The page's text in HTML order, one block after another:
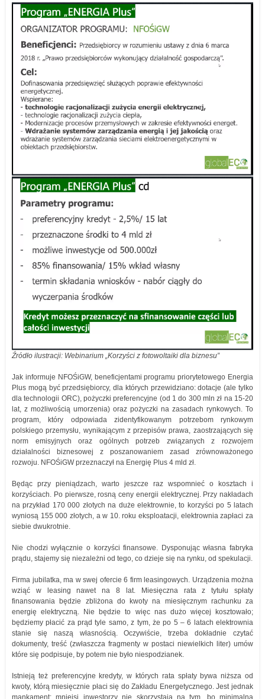
Źródło ilustracji: Webinarium „Korzyści z fotowoltaiki dla biznesu”
Jak informuje NFOŚiGW, beneficjentami programu priorytetowego Energia
Plus mogą być przedsiębiorcy, dla których przewidziano: dotacje (ale tylko
dla technologii ORC), pożyczki preferencyjne (od 1 do 300 mln zł na 15-20
lat, z możliwością umorzenia) oraz pożyczki na zasadach rynkowych. To
program, który odpowiada zidentyfikowanym potrzebom rynkowym
polskiego przemysłu, wynikającym z przepisów prawa, zaostrzających się
norm emisyjnych oraz ogólnych potrzeb związanych z rozwojem
działalności biznesowej z poszanowaniem zasad zrównoważonego
rozwoju. NFOŚiGW przeznaczył na Energię Plus 4 mld zł.
Będąc przy pieniądzach, warto jeszcze raz wspomnieć o kosztach i
korzyściach. Po pierwsze, rosną ceny energii elektrycznej. Przy nakładach
na przykład 170 000 złotych na duże elektrownie, to korzyści po 5 latach
wyniosą 155 000 złotych, a w 10. roku eksploatacji, elektrownia zapłaci za
siebie dwukrotnie.
Nie chodzi wyłącznie o korzyści finansowe. Dysponując własna fabryka
prądu, stajemy się niezależni od tego, co dzieje się na rynku, od spekulacji.
Firma jubilatka, ma w swej ofercie 6 firm leasingowych. Urządzenia można
wziąć w leasing nawet na 8 lat. Miesięczna rata z tytułu spłaty
finansowania będzie zbliżona do kwoty na miesięcznym rachunku za
energię elektryczną. Nie będzie to więc nas dużo więcej kosztowało;
będziemy płacić za prąd tyle samo, z tym, że po 5 – 6 latach elektrownia
stanie się naszą własnością. Oczywiście, trzeba dokładnie czytać
dokumenty, treść (zwłaszcza fragmenty w postaci niewielkich liter) umów
które się podpisuje, by potem nie było niespodzianek.
Istnieją też preferencyjne kredyty, w których rata spłaty bywa niższa od
kwoty, którą miesięcznie płaci się do Zakładu Energetycznego. Jest jednak
mankament: mniejsi inwestorzy nie skorzystają na tym, bo minimalna